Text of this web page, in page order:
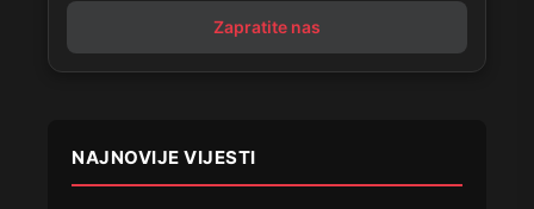
Zapratite nas
NAJNOVIJE VIJESTI